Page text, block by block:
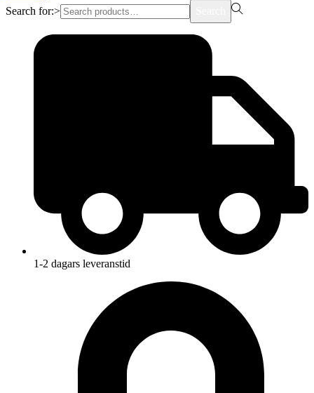
Search for:>
1-2 dagars leveranstid